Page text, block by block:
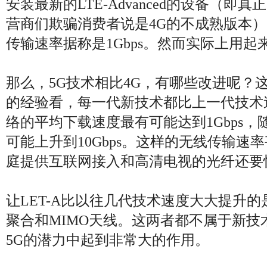
安装最新的LTE-Advanced的设备（即真
营商们欺骗消费者说是4G的不成熟版本
传输速率据称是1Gbps。然而实际上用起
那么，5G技术相比4G，有哪些改进呢？
的经验看，每一代新技术都比上一代技
络的平均下载速度最有可能达到1Gbps，
可能上升到10Gbps。这样的无线传输速
庭提供互联网接入和高清电视的光纤还
让LET-A比以往几代技术速度大大提升的
聚合和MIMO天线。这两者都不属于新技
5G的潜力中起到非常大的作用。